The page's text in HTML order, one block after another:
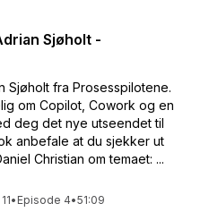
Sjøholt -
Sjøholt fra Prosesspilotene.
om Copilot, Cowork og en
deg det nye utseendet til
anbefale at du sjekker ut
Christian om temaet: ...
• Episode 4•51:09